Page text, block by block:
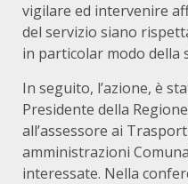
vigilare ed intervenire
del servizio siano
in particolar modo della
In seguito, l’azione, è
Presidente della
all’assessore ai
amministrazioni
interessate. Nella